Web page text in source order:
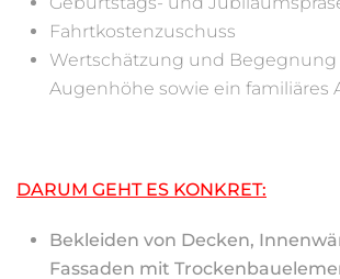
Fahrtkostenzuschuss
Wertschätzung und Begegnung
Augenhöhe sowie ein familiäres
DARUM GEHT ES KONKRET:
Bekleiden von Decken,
Fassaden mit